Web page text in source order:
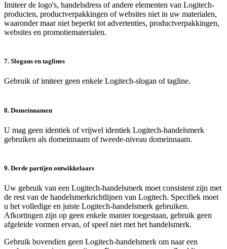
Imiteer de logo's, handelsdress of andere elementen van Logitech-
producten, productverpakkingen of websites niet in uw materialen,
waaronder maar niet beperkt tot advertenties, productverpakkingen,
websites en promotiematerialen.
7. Slogans en taglines
Gebruik of imiteer geen enkele Logitech-slogan of tagline.
8. Domeinnamen
U mag geen identiek of vrijwel identiek Logitech-handelsmerk
gebruiken als domeinnaam of tweede-niveau domeinnaam.
9. Derde partijen ontwikkelaars
Uw gebruik van een Logitech-handelsmerk moet consistent zijn met
de rest van de handelsmerkrichtlijnen van Logitech. Specifiek moet
u het volledige en juiste Logitech-handelsmerk gebruiken.
Afkortingen zijn op geen enkele manier toegestaan, gebruik geen
afgeleide vormen ervan, of speel niet met het handelsmerk.
Gebruik bovendien geen Logitech-handelsmerk om naar een